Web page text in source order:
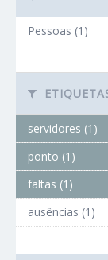
Pessoas (1)
servidores (1)
ponto (1)
faltas (1)
ausências (1)